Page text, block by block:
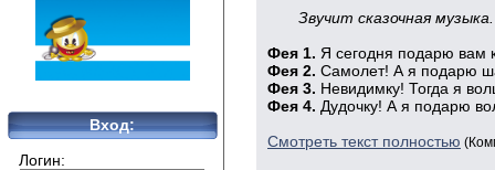
Вход:
Логин:
Звучит сказочная
Фея 1. Я сегодня подарю вам
Фея 2. Самолет! А я подарю
Фея 3. Невидимку! Тогда я
Фея 4. Дудочку! А я подарю
Смотреть текст полностью